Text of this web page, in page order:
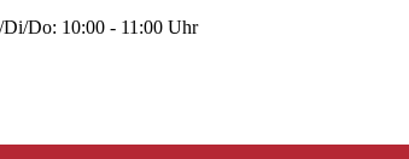
Do: 10:00 - 11:00 Uhr